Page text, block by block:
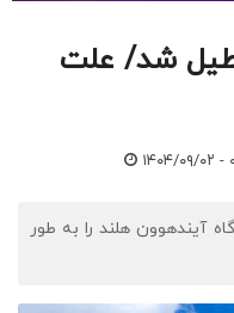
شد/ علت
۰۹/۰۲ - ۰۱:۰۰
آیندهوون هلند را به طور